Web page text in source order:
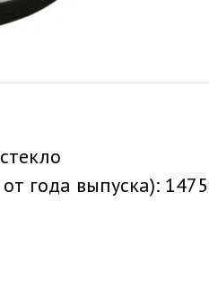
года выпуска):